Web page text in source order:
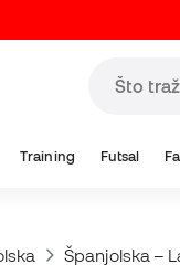
Training Futsal
Španjolska –